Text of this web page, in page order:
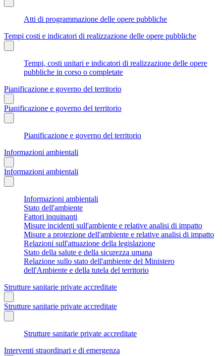
Atti di programmazione delle opere pubbliche
Tempi costi e indicatori di realizzazione delle opere pubbliche
Tempi, costi unitari e indicatori di realizzazione delle opere
pubbliche in corso o completate
Pianificazione e governo del territorio
Pianificazione e governo del territorio
Pianificazione e governo del territorio
Informazioni ambientali
Informazioni ambientali
Informazioni ambientali
Stato dell'ambiente
Fattori inquinanti
Misure incidenti sull'ambiente e relative analisi di impatto
Misure a protezione dell'ambiente e relative analisi di impatto
Relazioni sull'attuazione della legislazione
Stato della salute e della sicurezza umana
Relazione sullo stato dell'ambiente del Ministero
dell'Ambiente e della tutela del territorio
Strutture sanitarie private accreditate
Strutture sanitarie private accreditate
Strutture sanitarie private accreditate
Interventi straordinari e di emergenza